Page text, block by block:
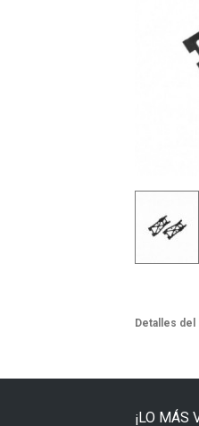
Detalles
¡LO MÁS